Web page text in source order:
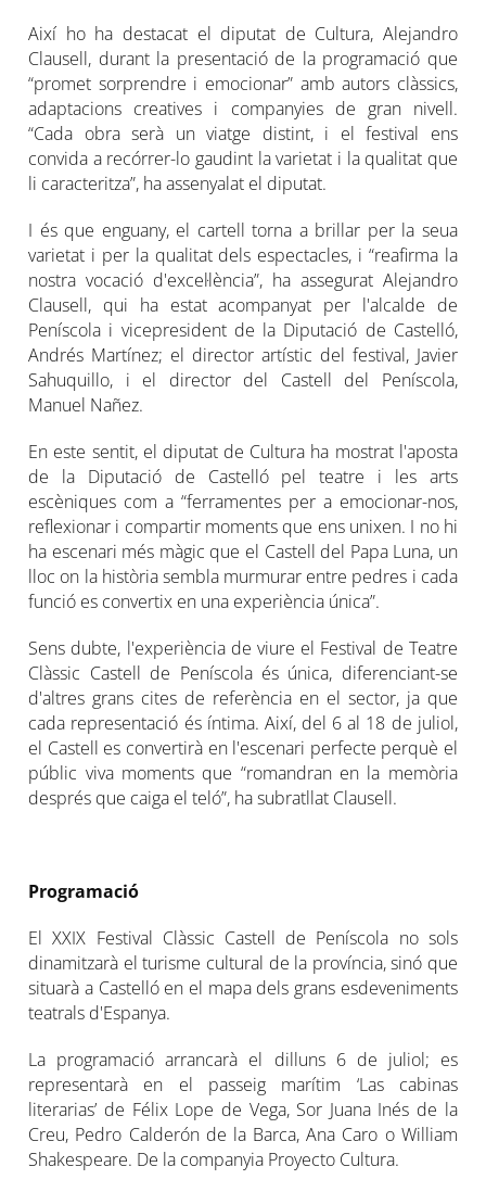
Així ho ha destacat el diputat de Cultura, Alejandro
Clausell, durant la presentació de la programació que
“promet sorprendre i emocionar” amb autors clàssics,
adaptacions creatives i companyies de gran nivell.
“Cada obra serà un viatge distint, i el festival ens
convida a recórrer-lo gaudint la varietat i la qualitat que
li caracteritza”, ha assenyalat el diputat.
I és que enguany, el cartell torna a brillar per la seua
varietat i per la qualitat dels espectacles, i “reafirma la
nostra vocació d'excel·lència”, ha assegurat Alejandro
Clausell, qui ha estat acompanyat per l'alcalde de
Peníscola i vicepresident de la Diputació de Castelló,
Andrés Martínez; el director artístic del festival, Javier
Sahuquillo, i el director del Castell del Peníscola,
Manuel Nañez.
En este sentit, el diputat de Cultura ha mostrat l'aposta
de la Diputació de Castelló pel teatre i les arts
escèniques com a “ferramentes per a emocionar-nos,
reflexionar i compartir moments que ens unixen. I no hi
ha escenari més màgic que el Castell del Papa Luna, un
lloc on la història sembla murmurar entre pedres i cada
funció es convertix en una experiència única”.
Sens dubte, l'experiència de viure el Festival de Teatre
Clàssic Castell de Peníscola és única, diferenciant-se
d'altres grans cites de referència en el sector, ja que
cada representació és íntima. Així, del 6 al 18 de juliol,
el Castell es convertirà en l'escenari perfecte perquè el
públic viva moments que “romandran en la memòria
després que caiga el teló”, ha subratllat Clausell.
Programació
El XXIX Festival Clàssic Castell de Peníscola no sols
dinamitzarà el turisme cultural de la província, sinó que
situarà a Castelló en el mapa dels grans esdeveniments
teatrals d'Espanya.
La programació arrancarà el dilluns 6 de juliol; es
representarà en el passeig marítim ‘Las cabinas
literarias’ de Félix Lope de Vega, Sor Juana Inés de la
Creu, Pedro Calderón de la Barca, Ana Caro o William
Shakespeare. De la companyia Proyecto Cultura.